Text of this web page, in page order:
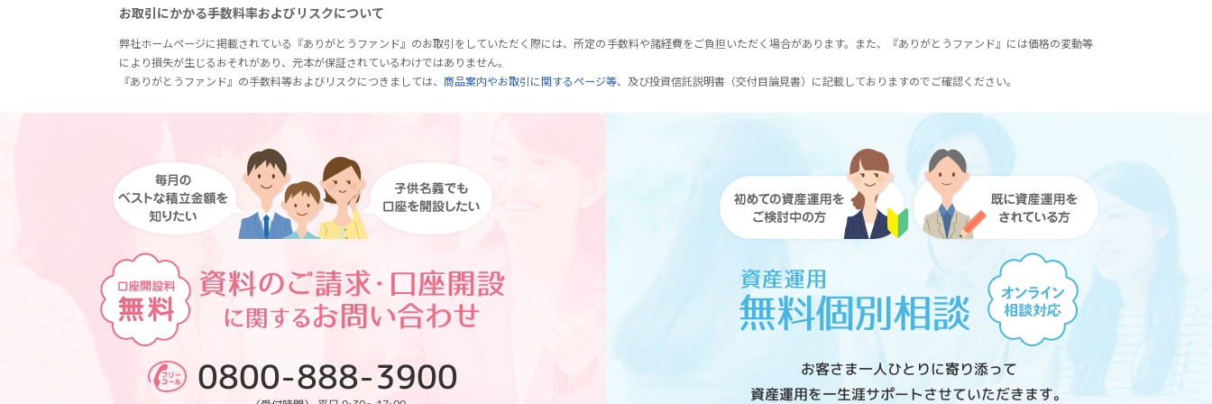
お取引にかかる手数料率およびリスクについて
弊社ホームページに掲載されている『ありがとうファンド』のお取引をしていただく際には、所定の手数料や諸経費をご負担いただく場合があります。また、『ありがとうファンド』には価格の変動等
により損失が生じるおそれがあり、元本が保証されているわけではありません。
『ありがとうファンド』の手数料等およびリスクにつきましては、 商品案内やお取引に関するページ等、及び投資信託説明書（交付目論見書）に記載しておりますのでご確認ください。
0800-888-3900 お客さま一人ひとりに寄り添って
資産運用を一生涯サポートさせていただきます。